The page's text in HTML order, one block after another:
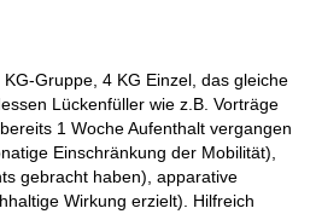
Gruppe, 4 KG Einzel, das gleiche
Lückenfüller wie z.B. Vorträge
1 Woche Aufenthalt vergangen
Einschränkung der Mobilität),
gebracht haben), apparative
Wirkung erzielt). Hilfreich